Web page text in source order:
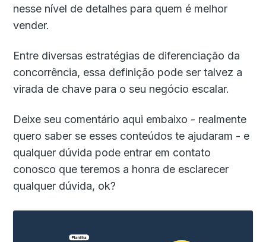
nesse nível de detalhes para quem é melhor
vender.
Entre diversas estratégias de diferenciação da
concorrência, essa definição pode ser talvez a
virada de chave para o seu negócio escalar.
Deixe seu comentário aqui embaixo - realmente
quero saber se esses conteúdos te ajudaram - e
qualquer dúvida pode entrar em contato
conosco que teremos a honra de esclarecer
qualquer dúvida, ok?